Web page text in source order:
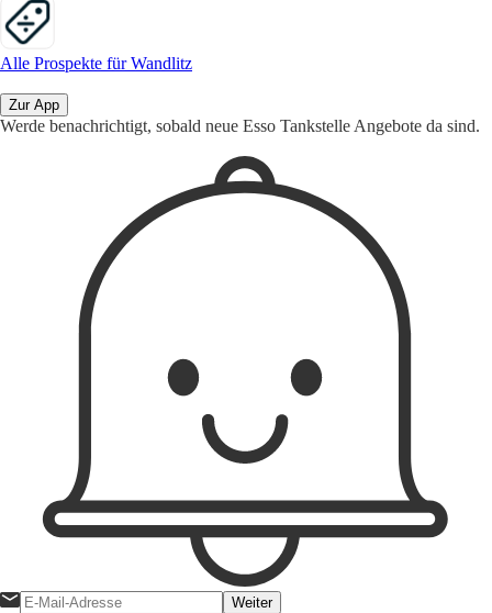
Alle Prospekte für Wandlitz
Zur App
Werde benachrichtigt, sobald neue Esso Tankstelle Angebote da sind.
Weiter